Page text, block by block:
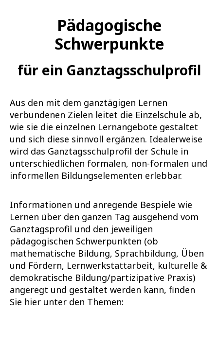
Pädagogische
Schwerpunkte
für ein Ganztagsschulprofil
Aus den mit dem ganztägigen Lernen
verbundenen Zielen leitet die Einzelschule ab,
wie sie die einzelnen Lernangebote gestaltet
und sich diese sinnvoll ergänzen. Idealerweise
wird das Ganztagsschulprofil der Schule in
unterschiedlichen formalen, non-formalen und
informellen Bildungselementen erlebbar.
Informationen und anregende Bespiele wie
Lernen über den ganzen Tag ausgehend vom
Ganztagsprofil und den jeweiligen
pädagogischen Schwerpunkten (ob
mathematische Bildung, Sprachbildung, Üben
und Fördern, Lernwerkstattarbeit, kulturelle &
demokratische Bildung/partizipative Praxis)
angeregt und gestaltet werden kann, finden
Sie hier unter den Themen: